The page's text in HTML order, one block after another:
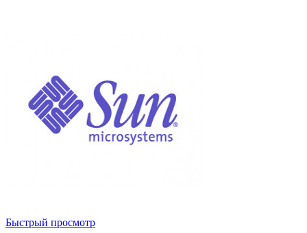
Быстрый просмотр